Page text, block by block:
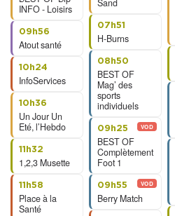
INFO - Loisirs
09h56
Atout santé
10h24
InfoServices
10h36
Un Jour Un
Eté, l’Hebdo
11h32
1,2,3 Musette
11h58
Place à la
Santé
Sand
07h51
H-Burns
08h50
BEST OF
Mag’ des
sports
individuels
09h25
BEST OF
Complètement
Foot 1
VOD
09h55
Berry Match
VOD